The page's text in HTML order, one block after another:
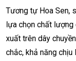
Tương tự Hoa Sen,
lựa chọn chất
xuất trên dây
chắc, khả năng